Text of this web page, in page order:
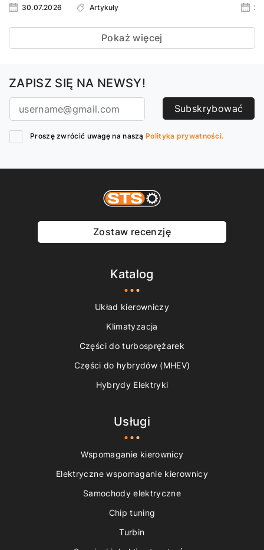
30.07.2026 Artykuły
Pokaż więcej
ZAPISZ SIĘ NA NEWSY!
Subskrybować
Proszę zwrócić uwagę na naszą Polityka prywatności.
Zostaw recenzję
Katalog
Układ kierowniczy
Klimatyzacja
Części do turbosprężarek
Części do hybrydów (MHEV)
Hybrydy Elektryki
Usługi
Wspomaganie kierownicy
Elektryczne wspomaganie kierownicy
Samochody elektryczne
Chip tuning
Turbin